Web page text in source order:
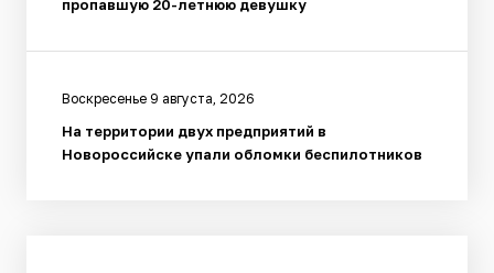
пропавшую 20-летнюю девушку
Воскресенье 9 августа, 2026
На территории двух предприятий в
Новороссийске упали обломки беспилотников